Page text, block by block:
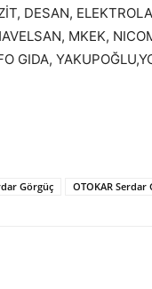
DESAN,
MKEK,
GIDA,
Görgüç OTOKAR Serdar